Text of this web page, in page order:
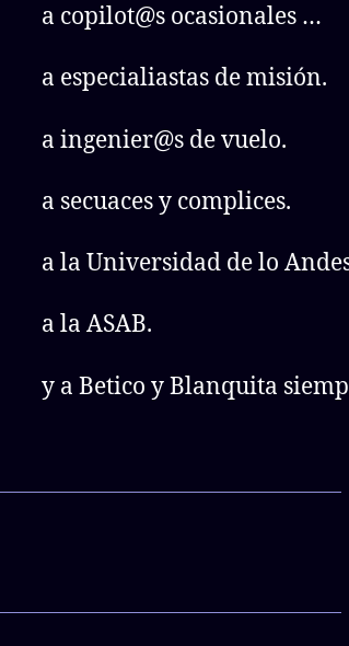
a copilot@s ocasionales …
a especialiastas de misión.
a ingenier@s de vuelo.
a secuaces y complices.
a la Universidad de lo
a la ASAB.
y a Betico y Blanquita